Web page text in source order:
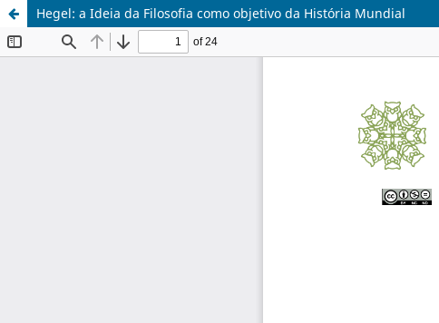
Hegel: a Ideia da Filosofia como objetivo da História Mundial